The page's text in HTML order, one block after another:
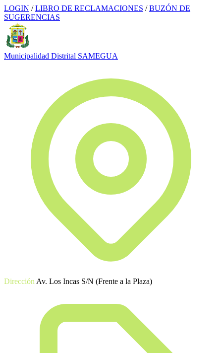
LOGIN / LIBRO DE RECLAMACIONES / BUZÓN DE
SUGERENCIAS
Municipalidad Distrital SAMEGUA
Dirección Av. Los Incas S/N (Frente a la Plaza)